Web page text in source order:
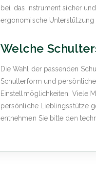
bei, das Instrument sicher
ergonomische
Welche
Die Wahl der passenden
Schulterform und
Einstellmöglichkeiten. Viele
persönliche Lieblingsstütze
entnehmen Sie bitte den